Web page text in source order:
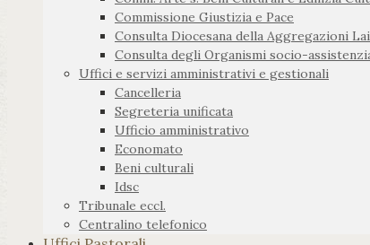
Commissione Giustizia e Pace
Consulta Diocesana della Aggregazioni
Consulta degli Organismi socio-
Uffici e servizi amministrativi e gestionali
Cancelleria
Segreteria unificata
Ufficio amministrativo
Economato
Beni culturali
Idsc
Tribunale eccl.
Centralino telefonico